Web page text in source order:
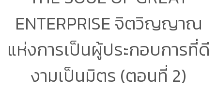
ENTERPRISE จิตวิญญาณ
แห่งการเป็นผู้ประกอบการที่ดี
งามเป็นมิตร (ตอนที่ 2)